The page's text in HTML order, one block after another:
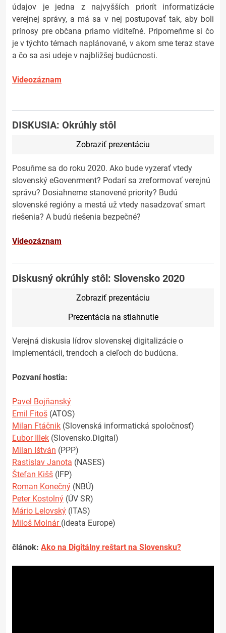
údajov je jedna z najvyšších priorít informatizácie
verejnej správy, a má sa v nej postupovať tak, aby boli
prínosy pre občana priamo viditeľné. Pripomeňme si čo
je v týchto témach naplánované, v akom sme teraz stave
a čo sa asi udeje v najbližšej budúcnosti.
Videozáznam
DISKUSIA: Okrúhly stôl
Zobraziť prezentáciu
Posuňme sa do roku 2020. Ako bude vyzerať vtedy
slovenský eGovenrment? Podarí sa zreformovať verejnú
správu? Dosiahneme stanovené priority? Budú
slovenské regióny a mestá už vtedy nasadzovať smart
riešenia? A budú riešenia bezpečné?
Videozáznam
Diskusný okrúhly stôl: Slovensko 2020
Zobraziť prezentáciu
Prezentácia na stiahnutie
Verejná diskusia lídrov slovenskej digitalizácie o
implementácii, trendoch a cieľoch do budúcna.
Pozvaní hostia:
Pavel Bojňanský
Emil Fitoš (ATOS)
Milan Ftáčnik (Slovenská informatická spoločnosť)
Ľubor Illek (Slovensko.Digital)
Milan Ištván (PPP)
Rastislav Janota (NASES)
Štefan Kišš (IFP)
Roman Konečný (NBÚ)
Peter Kostolný (ÚV SR)
Mário Lelovský (ITAS)
Miloš Molnár (ideata Europe)
článok: Ako na Digitálny reštart na Slovensku?